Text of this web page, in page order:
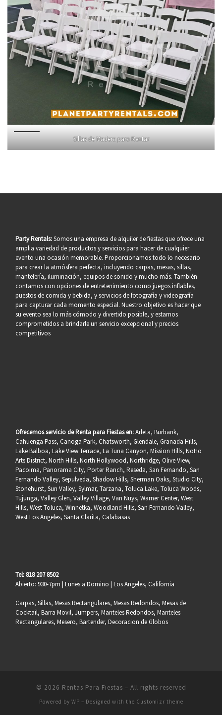
Sillas de Madera para Rentar
Party Rentals:Somos una empresa de alquiler de fiestas que ofrece una
amplia variedad de productos y servicios para hacer de cualquier
evento una ocasión memorable. Proporcionamos todo lo necesario
para crear la atmósfera perfecta, incluyendo carpas, mesas, sillas,
mantelería, iluminación, equipos de sonido y mucho más. También
contamos con opciones de entretenimiento como juegos inflables,
puestos de comida y bebida, y servicios de fotografía y videografía
para capturar cada momento especial. Nuestro objetivo es hacer que
su evento sea lo más cómodo y divertido posible, y estamos
comprometidos a brindarle un servicio excepcional y precios
competitivos
Ofrecemos servicio de Renta para Fiestas en:Arleta, Burbank,
Cahuenga Pass, Canoga Park, Chatsworth, Glendale, Granada Hills,
Lake Balboa, Lake View Terrace, La Tuna Canyon, Mission Hills, NoHo
Arts District, North Hills, North Hollywood, Northridge, Olive View,
Pacoima, Panorama City, Porter Ranch, Reseda, San Fernando, San
Fernando Valley, Sepulveda, Shadow Hills, Sherman Oaks, Studio City,
Stonehurst, Sun Valley, Sylmar, Tarzana, Toluca Lake, Toluca Woods,
Tujunga, Valley Glen, Valley Village, Van Nuys, Warner Center, West
Hills, West Toluca, Winnetka, Woodland Hills, San Fernando Valley,
West Los Angeles, Santa Clarita, Calabasas
Tel: 818 207 8502
Abierto: 930-7pm | Lunes a Domino | Los Angeles, California
Carpas, Sillas, Mesas Rectangulares, Mesas Redondos, Mesas de
Cocktail, Barra Movil, Jumpers, Manteles Redondos, Manteles
Rectangulares, Mesero, Bartender, Decoracion de Globos
© 2026 Rentas Para Fiestas – All rights reserved
Powered by WP – Designed with the Customizr theme